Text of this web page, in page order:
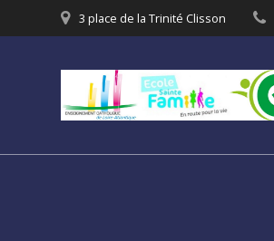
3 place de la Trinité Clisson